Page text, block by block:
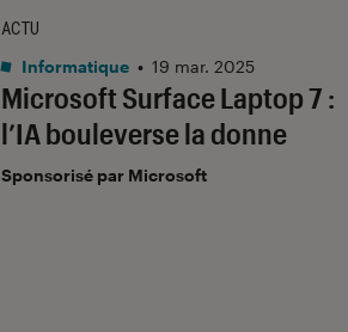
Microsoft Surface Laptop 7 :
l’IA bouleverse la donne
ACTU
Informatique • 19 mar. 2025
Sponsorisé par Microsoft